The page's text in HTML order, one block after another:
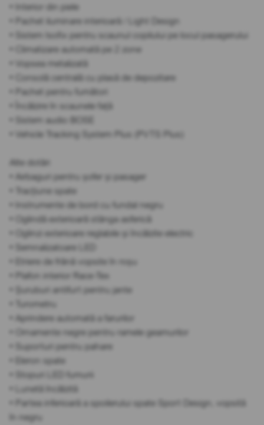
• Interior din piele
• Pachet iluminare interioară / Light Design
• Sistem Isofix pentru scaunul copilului pe locul pasagerului
• Climatizare automată pe 2 zone
• Vopsea metalizată
• Consolă centrală cu plasă de depozitare
• Pachet pentru fumători
• Încălzire în scaunele față
• Sistem audio BOSE
• Vehicle Tracking System Plus (PVTS Plus)
Alte dotări
• Airbaguri pentru șofer și pasager
• Tracțiune spate
• Instrumente de bord cu fundal negru
• Oglindă exterioară stânga asferică
• Oglinzi exterioare reglabile și încălzite electric
• Semnalizatoare LED
• Etriere de frână vopsite în roșu
• Plafon interior Race-Tex
• Șuruburi antifurt pentru jante
• Turometru
• Aprindere automată a farurilor
• Ornamente negre pentru ramele geamurilor
• Suporturi pentru pahare
• Eleron spate
• Stopuri LED fumurii
• Lunetă încălzită
• Partea inferioară a spoilerului spate Sport Design, vopsită
în negru